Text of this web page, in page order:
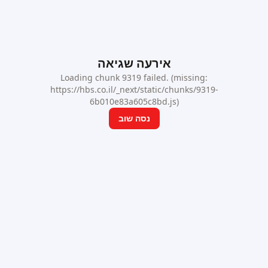
אירעה שגיאה
Loading chunk 9319 failed. (missing:
https://hbs.co.il/_next/static/chunks/9319-
6b010e83a605c8bd.js)